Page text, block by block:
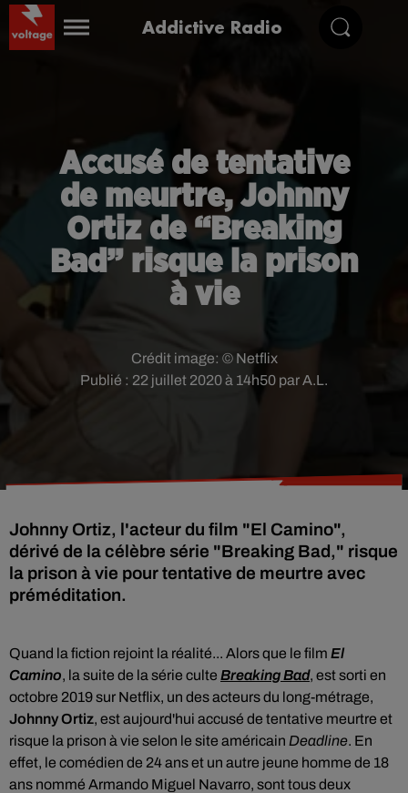
Addictive Radio
Accusé de tentative
de meurtre, Johnny
Ortiz de “Breaking
Bad” risque la prison
à vie
Publié : 22 juillet 2020 à 14h50 par A.L.
Crédit image: © Netflix
Johnny Ortiz, l'acteur du film "El Camino",
dérivé de la célèbre série "Breaking Bad," risque
la prison à vie pour tentative de meurtre avec
préméditation.
Quand la fiction rejoint la réalité... Alors que le film El
Camino, la suite de la série culte Breaking Bad, est sorti en
octobre 2019 sur Netflix, un des acteurs du long-métrage,
Johnny Ortiz, est aujourd'hui accusé de tentative meurtre et
risque la prison à vie selon le site américain Deadline. En
effet, le comédien de 24 ans et un autre jeune homme de 18
ans nommé Armando Miguel Navarro, sont tous deux